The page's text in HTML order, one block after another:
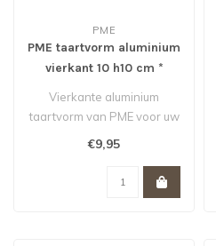
PME
PME taartvorm aluminium
vierkant 10 h10 cm *
Vierkante aluminium
taartvorm van PME voor uw
stapel (bruids)taart. De
€9,95